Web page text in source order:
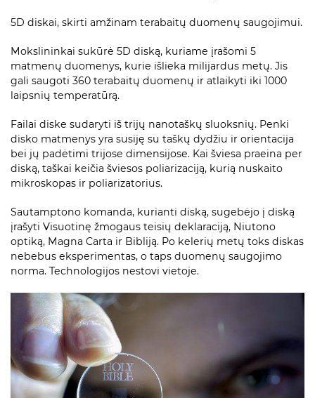
5D diskai, skirti amžinam terabaitų duomenų saugojimui.
Mokslininkai sukūrė 5D diską, kuriame įrašomi 5
matmenų duomenys, kurie išlieka milijardus metų. Jis
gali saugoti 360 terabaitų duomenų ir atlaikyti iki 1000
laipsnių temperatūrą.
Failai diske sudaryti iš trijų nanotaškų sluoksnių. Penki
disko matmenys yra susiję su taškų dydžiu ir orientacija
bei jų padėtimi trijose dimensijose. Kai šviesa praeina per
diską, taškai keičia šviesos poliarizaciją, kurią nuskaito
mikroskopas ir poliarizatorius.
Sautamptono komanda, kurianti diską, sugebėjo į diską
įrašyti Visuotinę žmogaus teisių deklaraciją, Niutono
optiką, Magna Carta ir Bibliją. Po kelerių metų toks diskas
nebebus eksperimentas, o taps duomenų saugojimo
norma. Technologijos nestovi vietoje.